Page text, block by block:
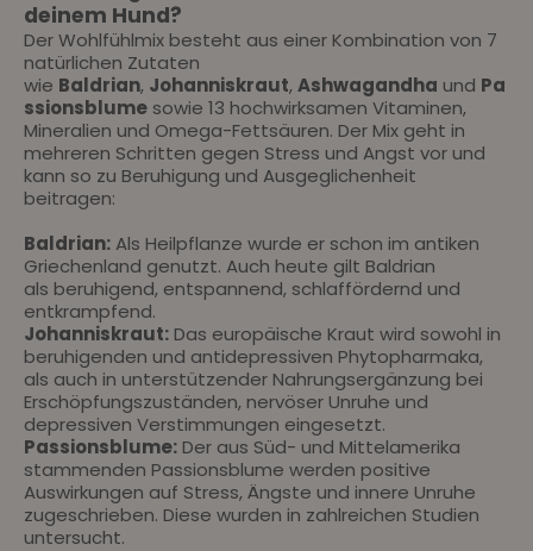
deinem Hund?
Der Wohlfühlmix besteht aus einer Kombination von 7
natürlichen Zutaten
wie Baldrian, Johanniskraut,Ashwagandha und Pa
ssionsblume sowie 13 hochwirksamen Vitaminen,
Mineralien und Omega-Fettsäuren. Der Mix geht in
mehreren Schritten gegen Stress und Angst vor und
kann so zu Beruhigung und Ausgeglichenheit
beitragen:
Baldrian:Als Heilpflanze wurde er schon im antiken
Griechenland genutzt. Auch heute gilt Baldrian
als beruhigend, entspannend, schlaffördernd und
entkrampfend.
Johanniskraut: Das europäische Kraut wird sowohl in
beruhigenden und antidepressiven Phytopharmaka,
als auch in unterstützender Nahrungsergänzung bei
Erschöpfungszuständen, nervöser Unruhe und
depressiven Verstimmungen eingesetzt.
Passionsblume: Der aus Süd- und Mittelamerika
stammenden Passionsblume werden positive
Auswirkungen auf Stress, Ängste und innere Unruhe
zugeschrieben. Diese wurden in zahlreichen Studien
untersucht.